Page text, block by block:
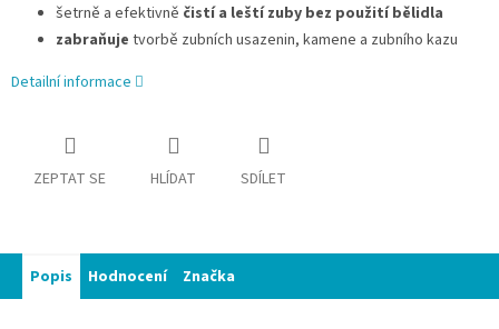
šetrně a efektivně čistí a leští zuby bez použití bělidla
zabraňuje tvorbě zubních usazenin, kamene a zubního kazu
Detailní informace
ZEPTAT SE HLÍDAT SDÍLET
Popis Hodnocení Značka